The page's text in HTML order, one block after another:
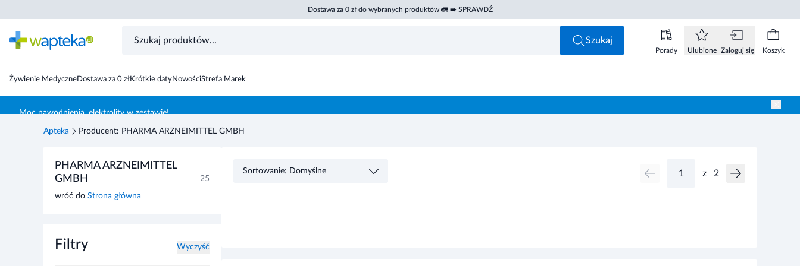
Dostawa za 0 zł do wybranych produktów 🚛 ➡️ SPRAWDŹ
Szukaj
Porady Ulubione Zaloguj się Koszyk
Żywienie MedyczneDostawa za 0 złKrótkie datyNowościStrefa Marek
Moc nawodnienia, elektrolity w zestawie!
Apteka Producent: PHARMA ARZNEIMITTEL GMBH
PHARMA ARZNEIMITTEL
GMBH
25
wróć do Strona główna
Filtry Wyczyść
Sortowanie: Domyślne z 2